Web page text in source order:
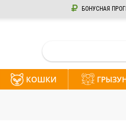
БОНУСНАЯ
КОШКИ